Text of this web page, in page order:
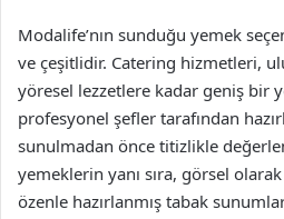
Modalife’nın sunduğu yemek
ve çeşitlidir. Catering hizmetleri,
yöresel lezzetlere kadar geniş bir
profesyonel şefler tarafından
sunulmadan önce titizlikle
yemeklerin yanı sıra, görsel
özenle hazırlanmış tabak